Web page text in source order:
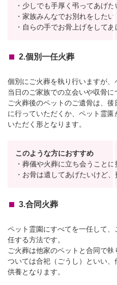
・少しでも手厚く弔ってあげた
・家族みんなでお別れをしたい
・自らの手でお骨上げをして
2.個別一任火葬
個別にご火葬を執り行いますが、
当日のご家族での立会いや収骨に
ご火葬後のペットのご遺骨は、
に行っていただくか、ペット霊
いただく形となります。
このような方におすすめ
・葬儀や火葬に立ち会うこと
・お骨は遺してあげたいけど
3.合同火葬
ペット霊園にすべてを一任して
任する方法です。
ご火葬は他家のペットと合同で
ついては合祀（ごうし）といい
供養となります。